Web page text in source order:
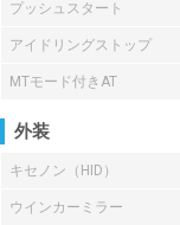
プッシュスタート
アイドリングストップ
MTモード付きAT
外装
キセノン（HID）
ウインカーミラー